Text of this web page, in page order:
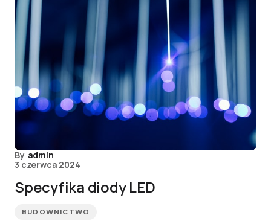
By admin
3 czerwca 2024
Specyfika diody LED
BUDOWNICTWO